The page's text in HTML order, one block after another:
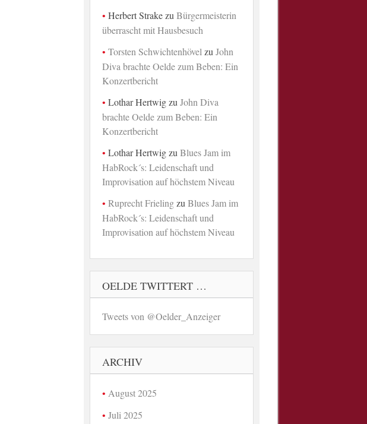
Herbert Strakezu Bürgermeisterin
überrascht mit Hausbesuch
Torsten Schwichtenhövel zu John
Diva brachte Oelde zum Beben: Ein
Konzertbericht
Lothar Hertwigzu John Diva
brachte Oelde zum Beben: Ein
Konzertbericht
Lothar Hertwigzu Blues Jam im
HabRock´s: Leidenschaft und
Improvisation auf höchstem Niveau
Ruprecht Frielingzu Blues Jam im
HabRock´s: Leidenschaft und
Improvisation auf höchstem Niveau
OELDE TWITTERT …
Tweets von @Oelder_Anzeiger
ARCHIV
August 2025
Juli 2025